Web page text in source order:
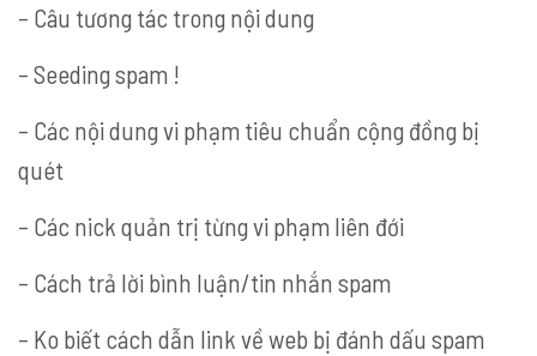
– Câu tương tác trong nội dung
– Seeding spam !
– Các nội dung vi phạm tiêu chuẩn cộng đồng bị
quét
– Các nick quản trị từng vi phạm liên đới
– Cách trả lời bình luận/tin nhắn spam
– Ko biết cách dẫn link về web bị đánh dấu spam